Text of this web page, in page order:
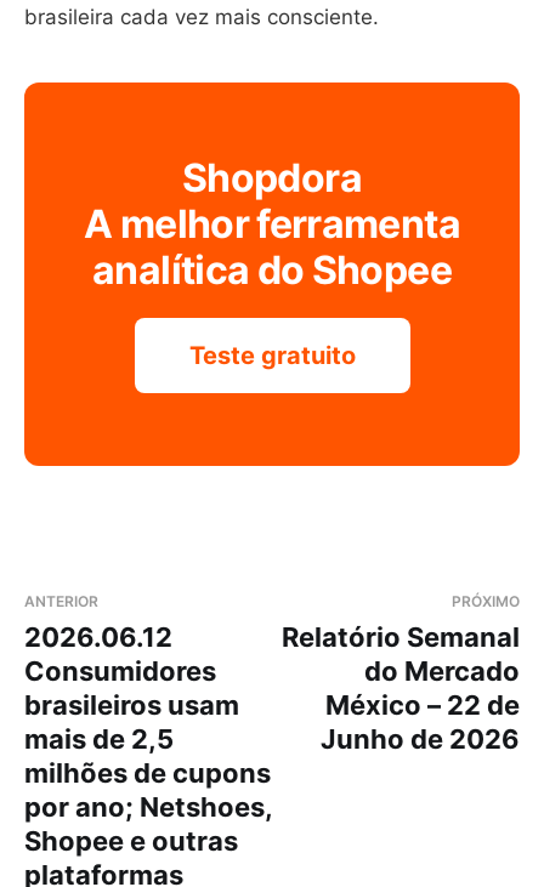
brasileira cada vez mais consciente.
Shopdora
A melhor ferramenta
analítica do Shopee
Teste gratuito
ANTERIOR
2026.06.12
Consumidores
brasileiros usam
mais de 2,5
milhões de cupons
por ano; Netshoes,
Shopee e outras
plataformas
PRÓXIMO
Relatório Semanal
do Mercado
México – 22 de
Junho de 2026